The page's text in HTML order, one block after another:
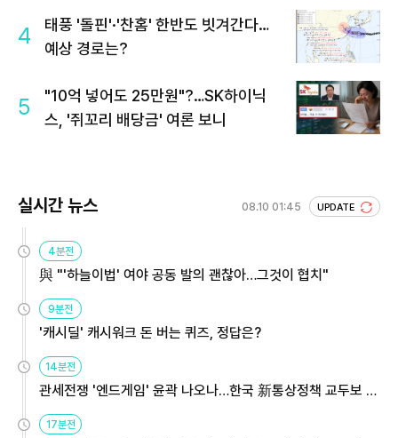
4
태풍 '돌핀'·'찬홈' 한반도 빗겨간다…
예상 경로는?
5
"10억 넣어도 25만원"?…SK하이닉
스, '쥐꼬리 배당금' 여론 보니
실시간 뉴스 08.10 01:45 UPDATE
4분전
與 "'하늘이법' 여야 공동 발의 괜찮아…그것이 협치"
9분전
'캐시딜' 캐시워크 돈 버는 퀴즈, 정답은?
14분전
관세전쟁 '엔드게임' 윤곽 나오나…한국 新통상정책 교두보 활
17분전